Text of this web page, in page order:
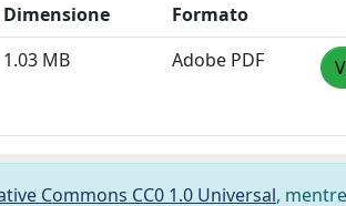
Dimensione
Formato
1.03 MB Adobe PDF
Commons CC0 1.0 Universal,